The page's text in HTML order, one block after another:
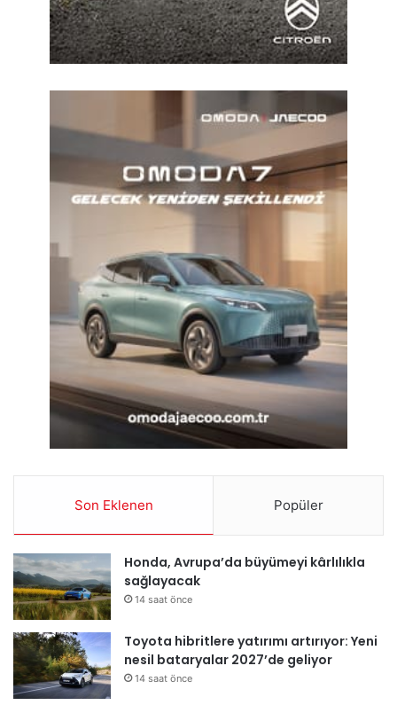
Son Eklenen Popüler
Honda, Avrupa’da büyümeyi kârlılıkla
sağlayacak
14 saat önce
Toyota hibritlere yatırımı artırıyor: Yeni
nesil bataryalar 2027’de geliyor
14 saat önce